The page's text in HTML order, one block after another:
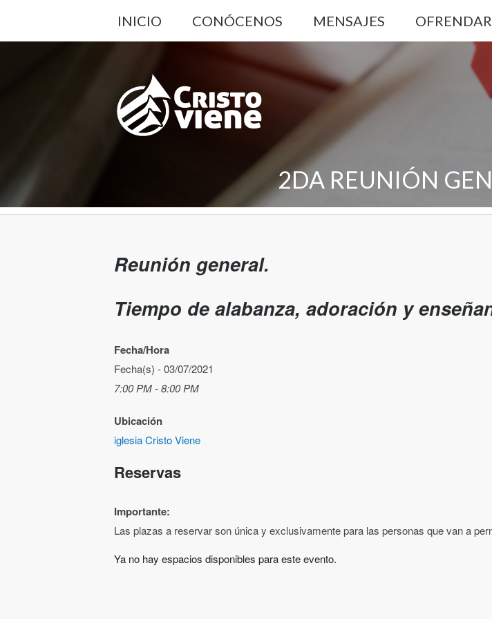
INICIO CONÓCENOS MENSAJES OFRENDAR
2DA REUNIÓN
Reunión general.
Tiempo de alabanza, adoración y
Fecha/Hora
Fecha(s) - 03/07/2021
7:00 PM - 8:00 PM
Ubicación
iglesia Cristo Viene
Reservas
Importante:
Las plazas a reservar son única y exclusivamente para las personas que van a
Ya no hay espacios disponibles para este evento.